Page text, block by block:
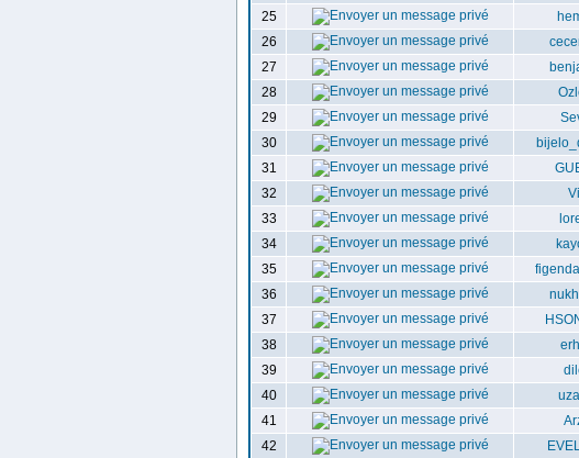
25
26
27
28
29
30
31
32
33
34
35
36
37
38
39
40
41
42